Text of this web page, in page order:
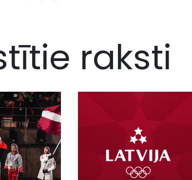
raksti